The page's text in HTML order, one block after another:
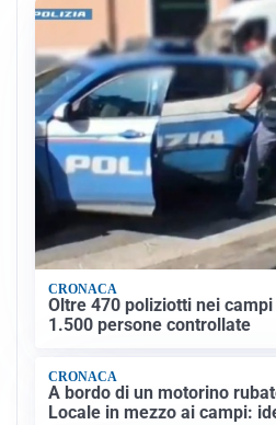
CRONACA
Oltre 470 poliziotti nei
1.500 persone controllate
CRONACA
A bordo di un motorino
Locale in mezzo ai campi: